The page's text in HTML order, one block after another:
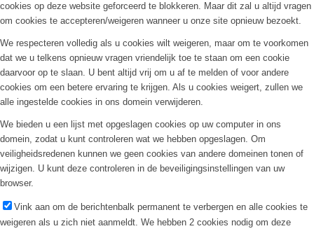
cookies op deze website geforceerd te blokkeren. Maar dit zal u altijd vragen
om cookies te accepteren/weigeren wanneer u onze site opnieuw bezoekt.
We respecteren volledig als u cookies wilt weigeren, maar om te voorkomen
dat we u telkens opnieuw vragen vriendelijk toe te staan om een cookie
daarvoor op te slaan. U bent altijd vrij om u af te melden of voor andere
cookies om een betere ervaring te krijgen. Als u cookies weigert, zullen we
alle ingestelde cookies in ons domein verwijderen.
We bieden u een lijst met opgeslagen cookies op uw computer in ons
domein, zodat u kunt controleren wat we hebben opgeslagen. Om
veiligheidsredenen kunnen we geen cookies van andere domeinen tonen of
wijzigen. U kunt deze controleren in de beveiligingsinstellingen van uw
browser.
Vink aan om de berichtenbalk permanent te verbergen en alle cookies te
weigeren als u zich niet aanmeldt. We hebben 2 cookies nodig om deze